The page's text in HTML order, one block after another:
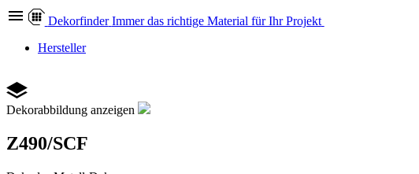
Dekorfinder Immer das richtige Material für Ihr Projekt
Hersteller
Dekorabbildung anzeigen
Z490/SCF